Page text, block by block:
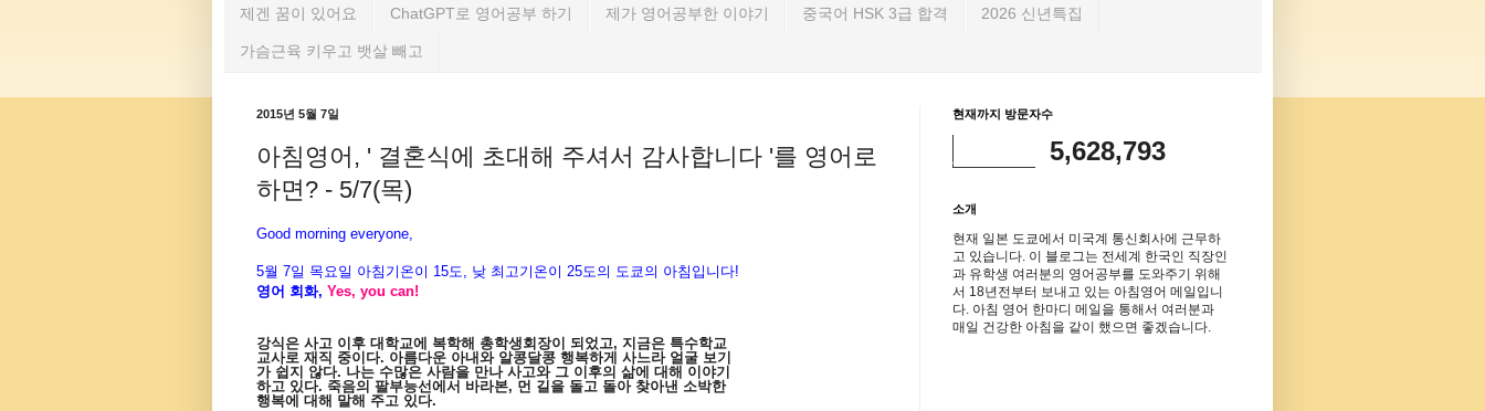
제겐 꿈이 있어요 ChatGPT로 영어공부 하기 제가 영어공부한 이야기 중국어 HSK 3급 합격 2026 신년특집
가슴근육 키우고 뱃살 빼고
2015년 5월 7일
아침영어, ' 결혼식에 초대해 주셔서 감사합니다 '를 영어로
하면? - 5/7(목)
Good morning everyone,
5월 7일 목요일 아침기온이 15도, 낮 최고기온이 25도의 도쿄의 아침입니다!
영어 회화, Yes, you can!
강식은 사고 이후 대학교에 복학해 총학생회장이 되었고, 지금은 특수학교
교사로 재직 중이다. 아름다운 아내와 알콩달콩 행복하게 사느라 얼굴 보기
가 쉽지 않다. 나는 수많은 사람을 만나 사고와 그 이후의 삶에 대해 이야기
하고 있다. 죽음의 팔부능선에서 바라본, 먼 길을 돌고 돌아 찾아낸 소박한
행복에 대해 말해 주고 있다.
현재까지 방문자수
5,628,793
소개
현재 일본 도쿄에서 미국계 통신회사에 근무하
고 있습니다. 이 블로그는 전세계 한국인 직장인
과 유학생 여러분의 영어공부를 도와주기 위해
서 18년전부터 보내고 있는 아침영어 메일입니
다. 아침 영어 한마디 메일을 통해서 여러분과
매일 건강한 아침을 같이 했으면 좋겠습니다.